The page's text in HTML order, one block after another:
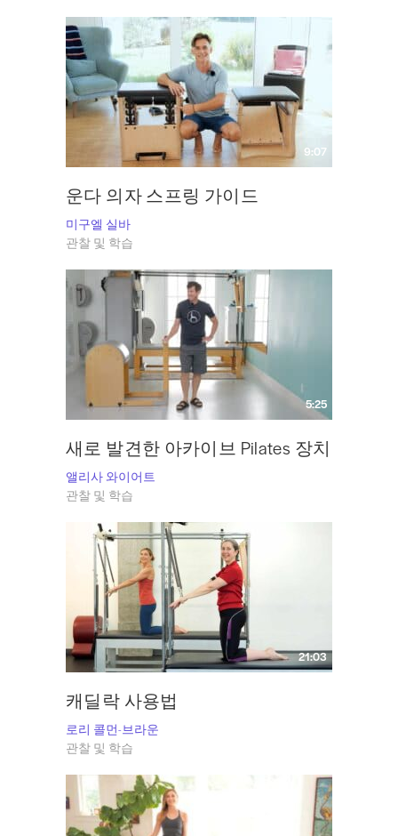
9:07
운다 의자 스프링 가이드
미구엘 실바
관찰 및 학습
5:25
새로 발견한 아카이브 Pilates 장치
앨리사 와이어트
관찰 및 학습
21:03
캐딜락 사용법
로리 콜먼-브라운
관찰 및 학습